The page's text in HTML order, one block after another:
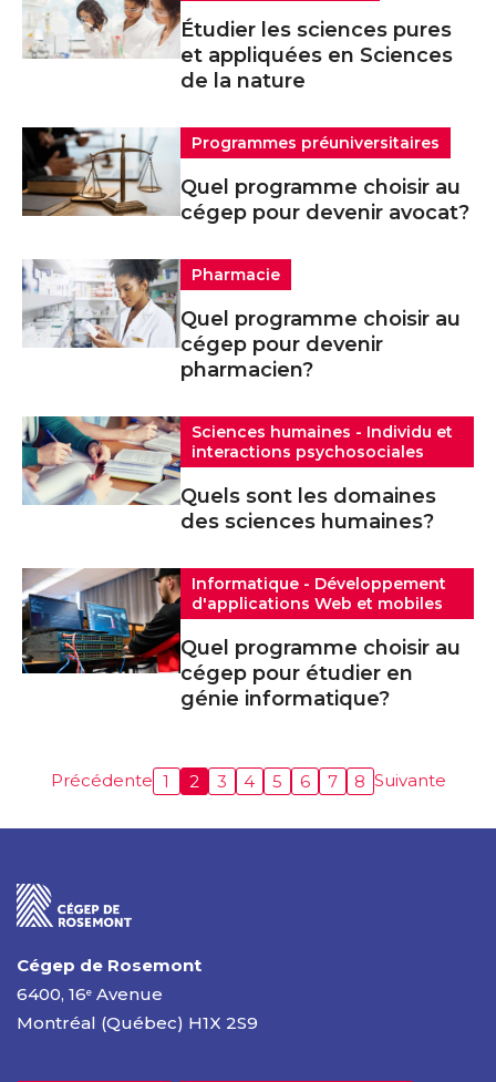
Étudier les sciences pures
et appliquées en Sciences
de la nature
Programmes préuniversitaires
Quel programme choisir au
cégep pour devenir avocat?
Pharmacie
Quel programme choisir au
cégep pour devenir
pharmacien?
Sciences humaines - Individu et
interactions psychosociales
Quels sont les domaines
des sciences humaines?
Informatique - Développement
d'applications Web et mobiles
Quel programme choisir au
cégep pour étudier en
génie informatique?
Précédente 1 2 3 4 5 6 7 8 Suivante
Cégep de Rosemont
6400, 16e Avenue
Montréal (Québec) H1X 2S9